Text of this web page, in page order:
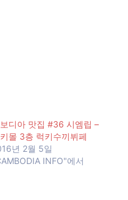
디아 맛집 #36 시엠립 –
몰 3층 럭키수끼뷔페
년 2월 5일
INFO"에서